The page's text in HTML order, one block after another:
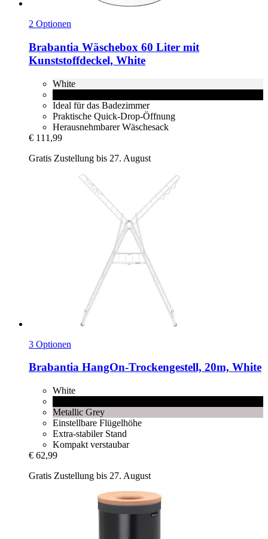
2 Optionen
Brabantia Wäschebox 60 Liter mit
Kunststoffdeckel, White
White
Ideal für das Badezimmer
Praktische Quick-Drop-Öffnung
Herausnehmbarer Wäschesack
€ 111,99
Gratis Zustellung bis 27. August
3 Optionen
Brabantia HangOn-​Trockengestell, 20m, White
White
Metallic Grey
Einstellbare Flügelhöhe
Extra-stabiler Stand
Kompakt verstaubar
€ 62,99
Gratis Zustellung bis 27. August